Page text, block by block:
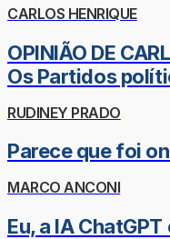
CARLOS HENRIQUE
OPINIÃO DE
Os Partidos
RUDINEY PRADO
Parece que foi
MARCO ANCONI
Eu, a IA